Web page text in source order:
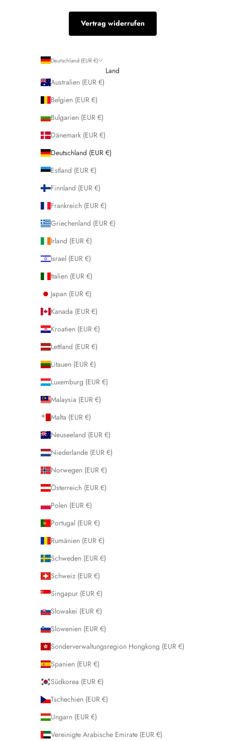
Vertrag widerrufen
Deutschland (EUR €)
Land
Australien (EUR €)
Belgien (EUR €)
Bulgarien (EUR €)
Dänemark (EUR €)
Deutschland (EUR €)
Estland (EUR €)
Finnland (EUR €)
Frankreich (EUR €)
Griechenland (EUR €)
Irland (EUR €)
Israel (EUR €)
Italien (EUR €)
Japan (EUR €)
Kanada (EUR €)
Kroatien (EUR €)
Lettland (EUR €)
Litauen (EUR €)
Luxemburg (EUR €)
Malaysia (EUR €)
Malta (EUR €)
Neuseeland (EUR €)
Niederlande (EUR €)
Norwegen (EUR €)
Österreich (EUR €)
Polen (EUR €)
Portugal (EUR €)
Rumänien (EUR €)
Schweden (EUR €)
Schweiz (EUR €)
Singapur (EUR €)
Slowakei (EUR €)
Slowenien (EUR €)
Sonderverwaltungsregion Hongkong (EUR €)
Spanien (EUR €)
Südkorea (EUR €)
Tschechien (EUR €)
Ungarn (EUR €)
Vereinigte Arabische Emirate (EUR €)